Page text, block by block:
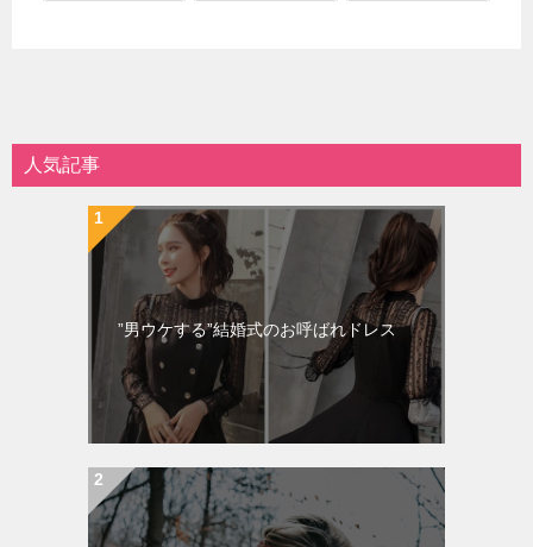
人気記事
”男ウケする”結婚式のお呼ばれドレス